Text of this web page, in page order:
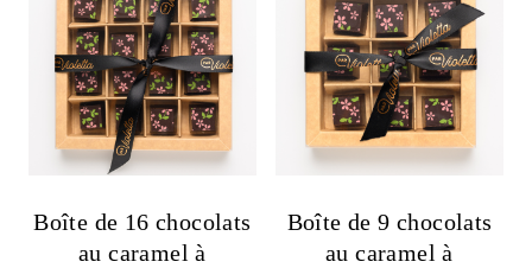
Boîte de 16 chocolats
au caramel à
Boîte de 9 chocolats
au caramel à